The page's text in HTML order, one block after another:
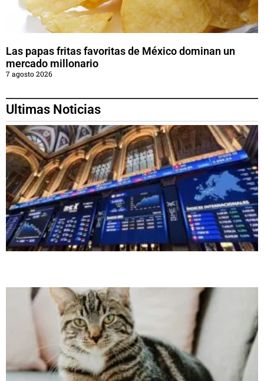
Las papas fritas favoritas de México dominan un
mercado millonario
7 agosto 2026
Ultimas Noticias